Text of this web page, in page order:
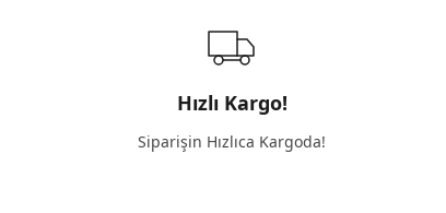
Hızlı Kargo!
Siparişin Hızlıca Kargoda!